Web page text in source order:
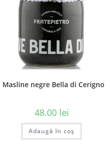
Masline negre Bella di
48.00 lei
Adaugă în coș